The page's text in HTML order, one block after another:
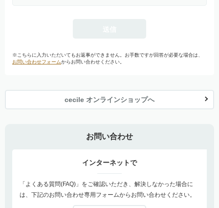
※こちらに入力いただいてもお返事ができません。お手数ですが回答が必要な場合は、
お問い合わせフォームからお問い合わせください。
cecile オンラインショップへ
お問い合わせ
インターネットで
「よくある質問(FAQ)」をご確認いただき、解決しなかった場合に
は、下記のお問い合わせ専用フォームからお問い合わせください。